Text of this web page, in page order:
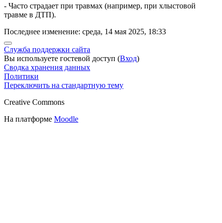
- Часто страдает при травмах (например, при хлыстовой
травме в ДТП).
Последнее изменение: среда, 14 мая 2025, 18:33
Служба поддержки сайта
Вы используете гостевой доступ (Вход)
Сводка хранения данных
Политики
Переключить на стандартную тему
Creative Commons
На платформе Moodle